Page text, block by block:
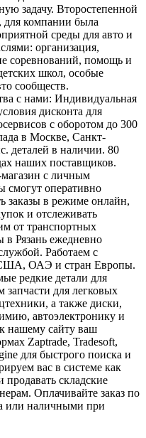
задачу. Второстепенной
для компании была
среды для авто и
организация,
соревнований, помощь и
школ, особые
сообществ.
с нами: Индивидуальная
дисконта для
с оборотом до 300
в Москве, Санкт-
деталей в наличии. 80
наших поставщиков.
с личным
оперативно
заказы в режиме онлайн,
и отслеживать
от транспортных
в Рязань ежедневно
Работаем с
ОАЭ и стран Европы.
редкие детали для
для легковых
а также диски,
автоэлектронику и
нашему сайту ваш
Zaptrade, Tradesoft,
для быстрого поиска и
вас в системе как
складские
Оплачивайте заказ по
или наличными при